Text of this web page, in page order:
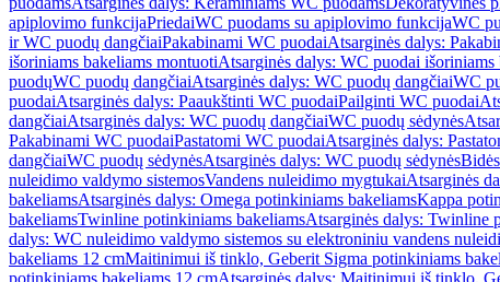
apiplovimo funkcijaPriedaiWC puodams su apiplovimo funkcijaWC
ir WC puodų dangčiaiPakabinami WC puodaiAtsarginės dalys:
išoriniams bakeliams montuotiAtsarginės dalys: WC puodai išoriniams
puodųWC puodų dangčiaiAtsarginės dalys: WC puodų dangčiaiWC
puodaiAtsarginės dalys: Paaukštinti WC puodaiPailginti WC puodai
dangčiaiAtsarginės dalys: WC puodų dangčiaiWC puodų sėdynės
Pakabinami WC puodaiPastatomi WC puodaiAtsarginės dalys:
dangčiaiWC puodų sėdynėsAtsarginės dalys: WC puodų sėdynėsBidės
nuleidimo valdymo sistemosVandens nuleidimo mygtukaiAtsarginės
bakeliamsAtsarginės dalys: Omega potinkiniams bakeliamsKappa
bakeliamsTwinline potinkiniams bakeliamsAtsarginės dalys: Twinline
dalys: WC nuleidimo valdymo sistemos su elektroniniu vandens
bakeliams 12 cmMaitinimui iš tinklo, Geberit Sigma potinkiniams
potinkiniams bakeliams 12 cmAtsarginės dalys: Maitinimui iš tinklo,